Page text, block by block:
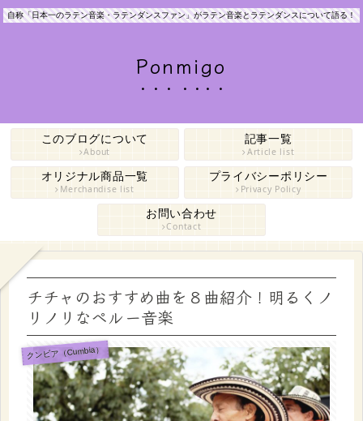
自称「日本一のラテン音楽・ラテンダンスファン」がラテン音楽とラテンダンスについて語る！
Ponmigo
このブログについて
About
記事一覧
Article list
オリジナル商品一覧
Merchandise list
プライバシーポリシー
Privacy Policy
お問い合わせ
Contact
チチャのおすすめ曲を８曲紹介！明るくノ
リノリなペルー音楽
クンビア（Cumbia）